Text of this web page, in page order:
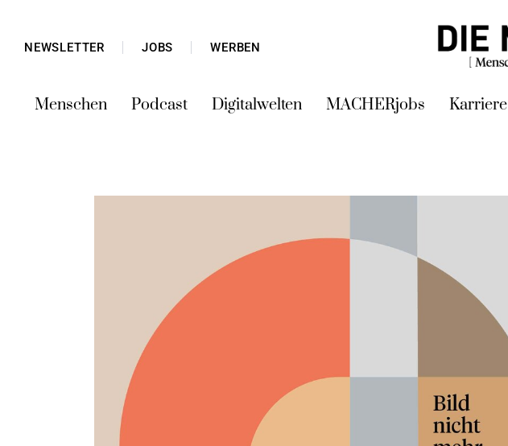
NEWSLETTER JOBS WERBEN
Menschen Podcast Digitalwelten MACHERjobs Karriere